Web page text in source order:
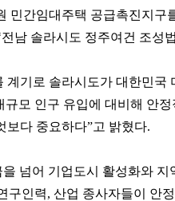
민간임대주택 공급촉진지구
남 솔라시도 정주여건 조성
기로 솔라시도가 대한민국
모 인구 유입에 대비해 안
보다 중요하다”고 밝혔다.
넘어 기업도시 활성화와
구인력, 산업 종사자들이 안